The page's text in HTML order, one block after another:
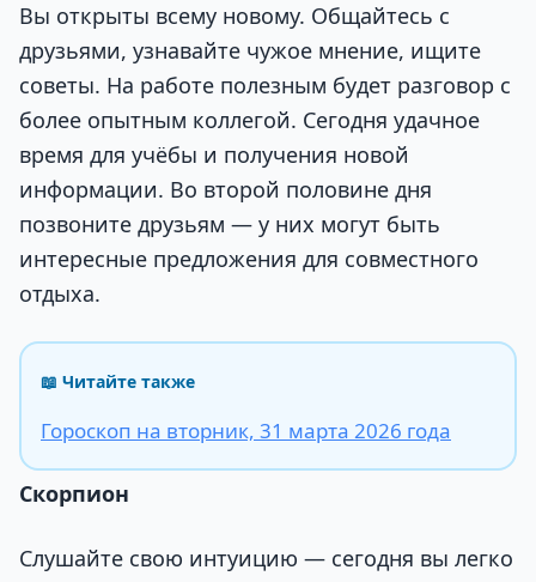
Вы открыты всему новому. Общайтесь с
друзьями, узнавайте чужое мнение, ищите
советы. На работе полезным будет разговор с
более опытным коллегой. Сегодня удачное
время для учёбы и получения новой
информации. Во второй половине дня
позвоните друзьям — у них могут быть
интересные предложения для совместного
отдыха.
📖 Читайте также
Гороскоп на вторник, 31 марта 2026 года
Скорпион
Слушайте свою интуицию — сегодня вы легко